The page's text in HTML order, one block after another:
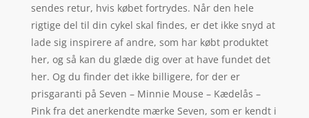
sendes retur, hvis købet fortrydes. Når den hele
rigtige del til din cykel skal findes, er det ikke snyd at
lade sig inspirere af andre, som har købt produktet
her, og så kan du glæde dig over at have fundet det
her. Og du finder det ikke billigere, for der er
prisgaranti på Seven – Minnie Mouse – Kædelås –
Pink fra det anerkendte mærke Seven, som er kendt i